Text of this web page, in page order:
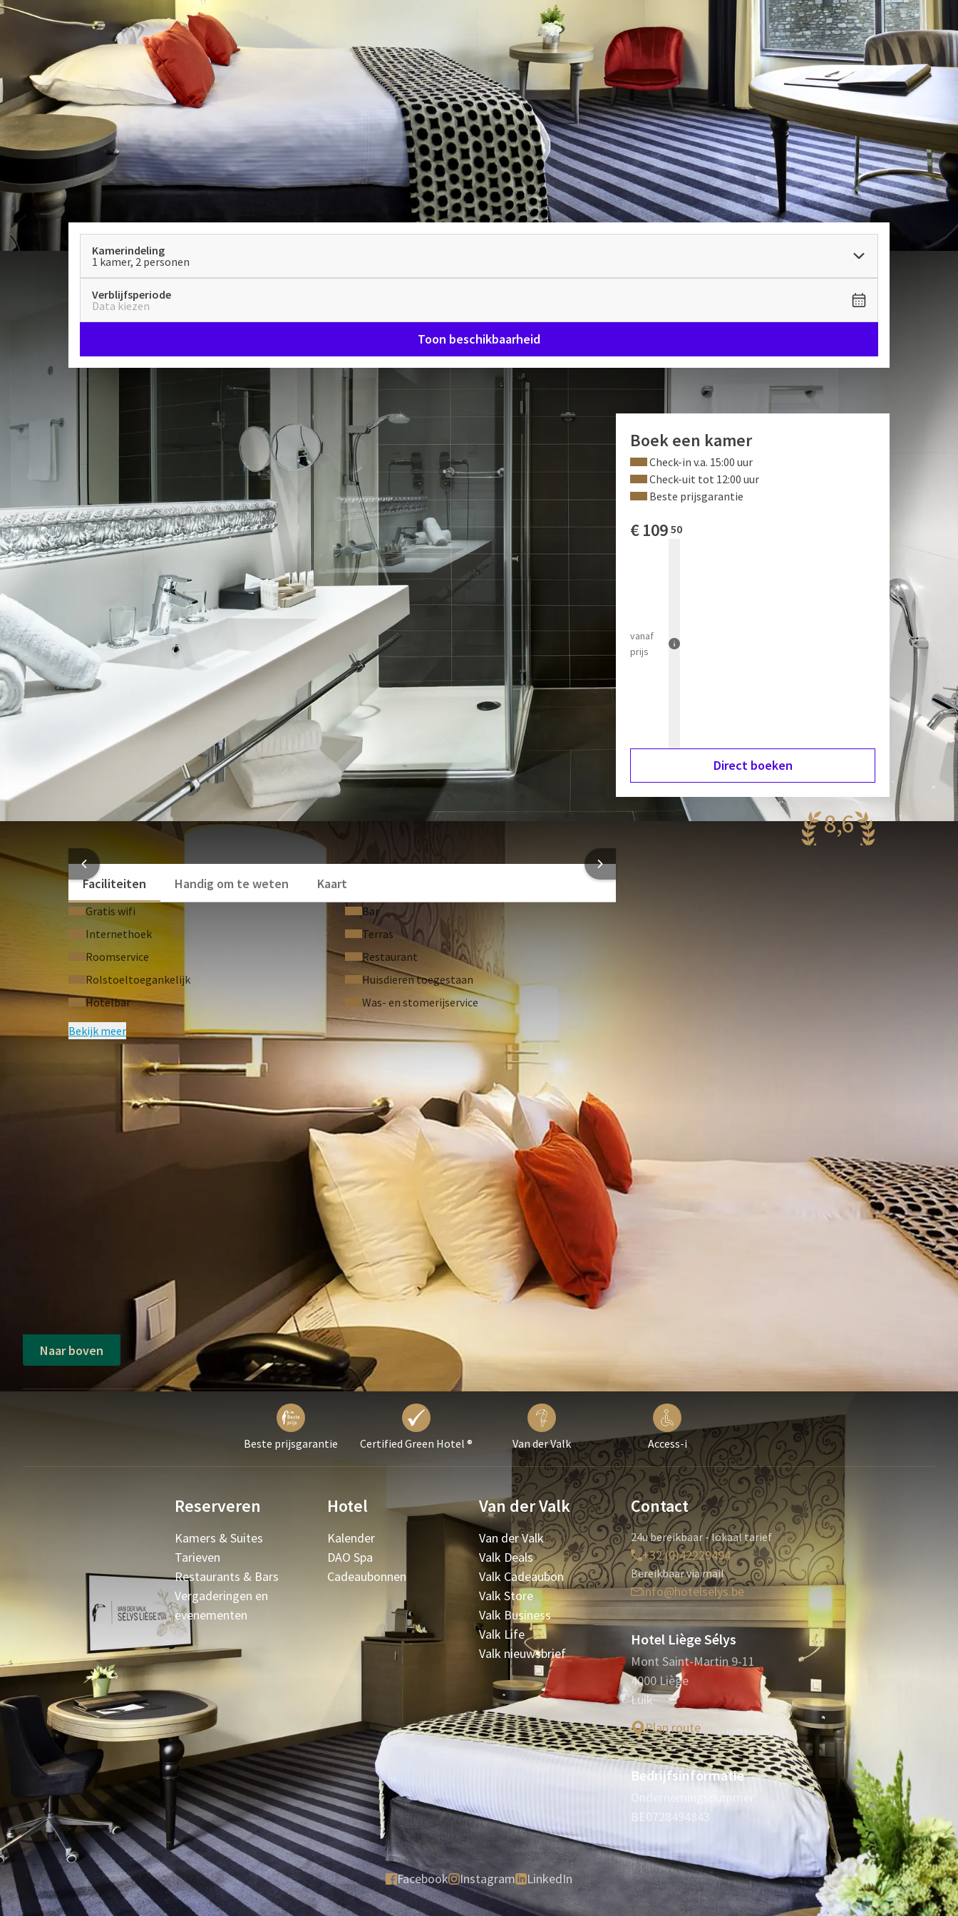
Kamerindeling
1 kamer, 2 personen
Verblijfsperiode
Data kiezen
Toon beschikbaarheid
Classic Twin Garden view
Ligbad en/of douche
Check-in v.a. 15:00 uur Check-uit tot 12:00 uur
Geniet van een heerlijke overnachting bij Van der Valk Hotel Sélys Liège! Onze Classic Twin kamers met Garden
View zijn voorzien van alle faciliteiten om uw verblijf zo comfortabel mogelijk te maken.
Twee aparte bedden
Badkamer met ligbad en douche
KAMER FACILITEITEN
2 aparte bedden
Tweepersoonsbed
Kingsizebed
Ligbad en/of douche
Badjassen
Slippers
Toilet
Aparte douche
Toiletartikelen
Koffie- en theefaciliteiten
Boek een kamer
Check-in v.a. 15:00 uur
Check-uit tot 12:00 uur
Beste prijsgarantie
€109 50
vanaf
prijs
Direct boeken
8,6
Fantastisch
Faciliteiten
Handig om te weten Kaart
Gratis wifi
Bar
Internethoek
Terras
Roomservice
Restaurant
Rolstoeltoegankelijk
Huisdieren toegestaan
Hotelbar
Was- en stomerijservice
Bekijk meer
Naar boven
Beste prijsgarantie Certified Green Hotel ® Van der Valk Access-i
Reserveren
Kamers & Suites
Tarieven
Restaurants & Bars
Vergaderingen en
evenementen
Hotel
Kalender
DAO Spa
Cadeaubonnen
Van der Valk
Van der Valk
Valk Deals
Valk Cadeaubon
Valk Store
Valk Business
Valk Life
Valk nieuwsbrief
Contact
24u bereikbaar - lokaal tarief
+32 (0)42229494
Bereikbaar via mail
info@hotelselys.be
Hotel Liège Sélys
Mont Saint-Martin 9-11
4000 Liège
Luik
Plan route
Bedrijfsinformatie
Ondernemingsnummer:
BE0728494843
Facebook Instagram LinkedIn